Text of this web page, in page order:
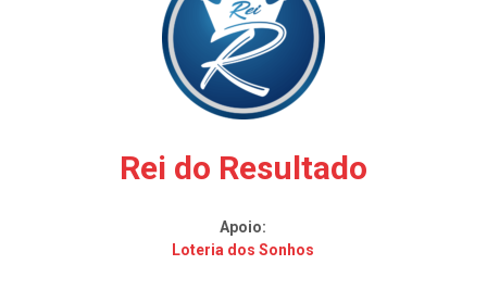
Rei do Resultado
Apoio:
Loteria dos Sonhos